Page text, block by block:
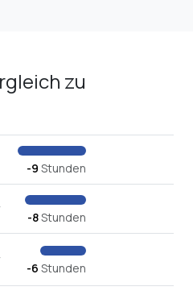
zu
-9 Stunden
-8Stunden
-6 Stunden